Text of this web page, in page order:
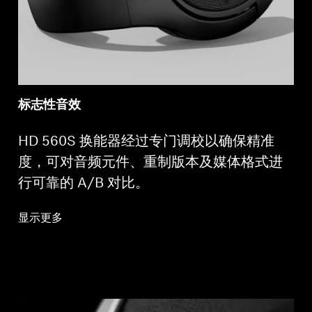
标志性音效
HD 560S 换能器经过专门调校以确保精准
度，可对音频元件、重制版本及媒体格式进
行可靠的 A/B 对比。
显示更多